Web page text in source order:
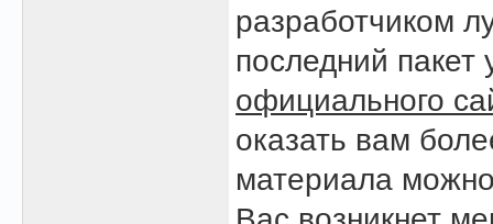
разработчиком
последний
официального
оказать вам
материала